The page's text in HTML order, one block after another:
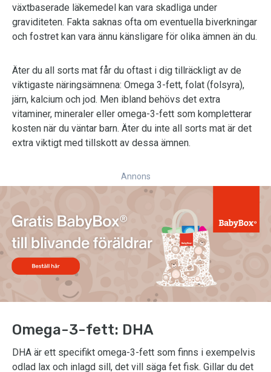
växtbaserade läkemedel kan vara skadliga under
graviditeten. Fakta saknas ofta om eventuella biverkningar
och fostret kan vara ännu känsligare för olika ämnen än du.
Äter du all sorts mat får du oftast i dig tillräckligt av de
viktigaste näringsämnena: Omega 3-fett, folat (folsyra),
järn, kalcium och jod. Men ibland behövs det extra
vitaminer, mineraler eller omega-3-fett som kompletterar
kosten när du väntar barn. Äter du inte all sorts mat är det
extra viktigt med tillskott av dessa ämnen.
Annons
Omega-3-fett: DHA
DHA är ett specifikt omega-3-fett som finns i exempelvis
odlad lax och inlagd sill, det vill säga fet fisk. Gillar du det